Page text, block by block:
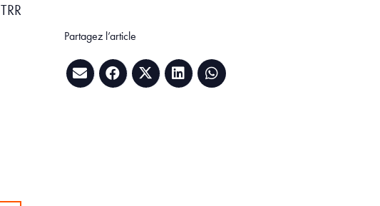
TRR
Partagez l’article